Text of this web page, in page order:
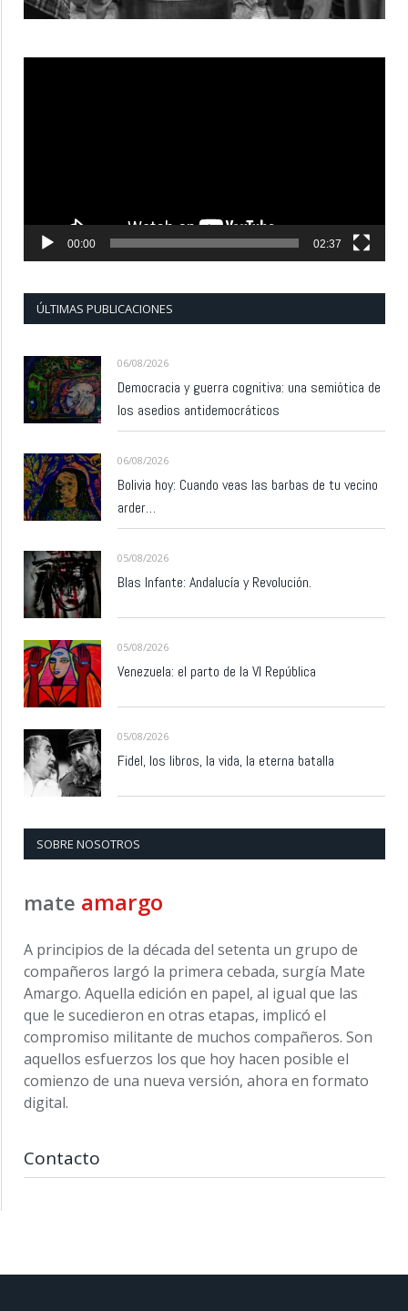
00:00 02:37
ÚLTIMAS PUBLICACIONES
06/08/2026
Democracia y guerra cognitiva: una semiótica de
los asedios antidemocráticos
06/08/2026
Bolivia hoy: Cuando veas las barbas de tu vecino
arder…
05/08/2026
Blas Infante: Andalucía y Revolución.
05/08/2026
Venezuela: el parto de la VI República
05/08/2026
Fidel, los libros, la vida, la eterna batalla
SOBRE NOSOTROS
mate amargo
A principios de la década del setenta un grupo de
compañeros largó la primera cebada, surgía Mate
Amargo. Aquella edición en papel, al igual que las
que le sucedieron en otras etapas, implicó el
compromiso militante de muchos compañeros. Son
aquellos esfuerzos los que hoy hacen posible el
comienzo de una nueva versión, ahora en formato
digital.
Contacto